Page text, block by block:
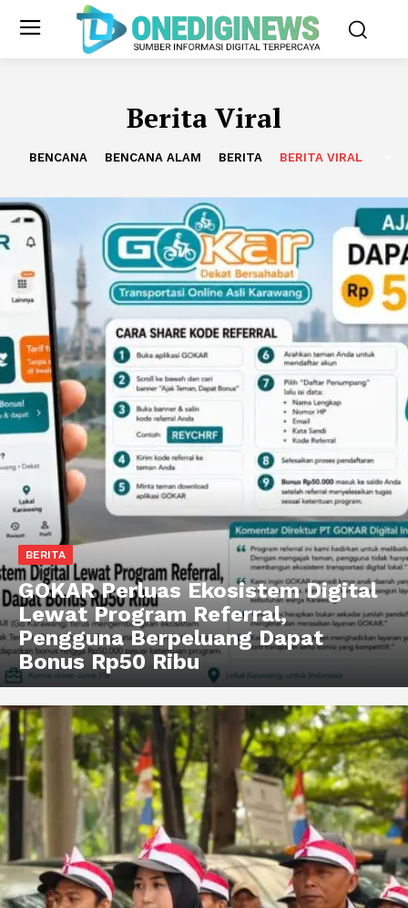
Berita Viral
BENCANA BENCANA ALAM BERITA BERITA VIRAL
BERITA
GOKAR Perluas Ekosistem Digital
Lewat Program Referral,
Pengguna Berpeluang Dapat
Bonus Rp50 Ribu